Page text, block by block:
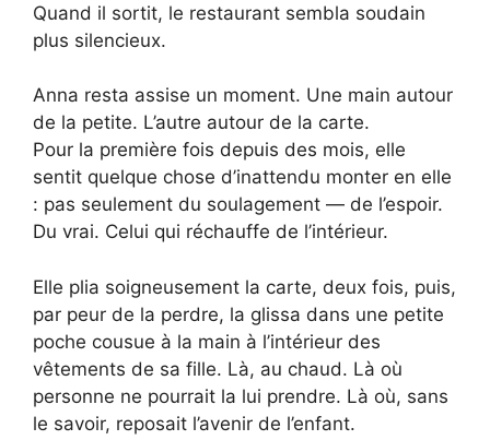
Quand il sortit, le restaurant sembla soudain
plus silencieux.
Anna resta assise un moment. Une main autour
de la petite. L’autre autour de la carte.
Pour la première fois depuis des mois, elle
sentit quelque chose d’inattendu monter en elle
: pas seulement du soulagement — de l’espoir.
Du vrai. Celui qui réchauffe de l’intérieur.
Elle plia soigneusement la carte, deux fois, puis,
par peur de la perdre, la glissa dans une petite
poche cousue à la main à l’intérieur des
vêtements de sa fille. Là, au chaud. Là où
personne ne pourrait la lui prendre. Là où, sans
le savoir, reposait l’avenir de l’enfant.